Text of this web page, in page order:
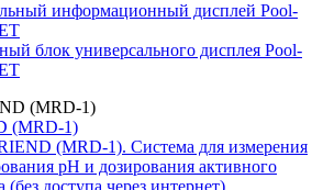
информационный дисплей Pool-
блок универсального дисплея Pool-
(MRD-1)
(MRD-1). Система для измерения
pH и дозирования активного
(без доступа через интернет)